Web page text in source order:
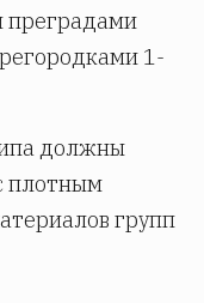
преградами
1-
должны
плотным
групп